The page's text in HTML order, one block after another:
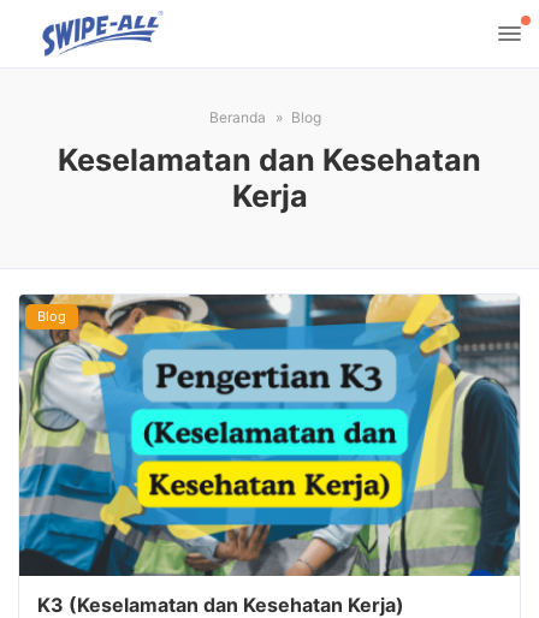
Beranda Blog
Keselamatan dan Kesehatan
Kerja
Blog
K3 (Keselamatan dan Kesehatan Kerja)